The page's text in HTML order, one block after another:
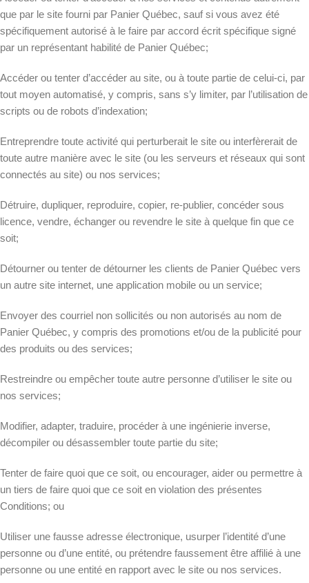
que par le site fourni par Panier Québec, sauf si vous avez été
spécifiquement autorisé à le faire par accord écrit spécifique signé
par un représentant habilité de Panier Québec;
Accéder ou tenter d’accéder au site, ou à toute partie de celui-ci, par
tout moyen automatisé, y compris, sans s’y limiter, par l’utilisation de
scripts ou de robots d’indexation;
Entreprendre toute activité qui perturberait le site ou interfèrerait de
toute autre manière avec le site (ou les serveurs et réseaux qui sont
connectés au site) ou nos services;
Détruire, dupliquer, reproduire, copier, re-publier, concéder sous
licence, vendre, échanger ou revendre le site à quelque fin que ce
soit;
Détourner ou tenter de détourner les clients de Panier Québec vers
un autre site internet, une application mobile ou un service;
Envoyer des courriel non sollicités ou non autorisés au nom de
Panier Québec, y compris des promotions et/ou de la publicité pour
des produits ou des services;
Restreindre ou empêcher toute autre personne d’utiliser le site ou
nos services;
Modifier, adapter, traduire, procéder à une ingénierie inverse,
décompiler ou désassembler toute partie du site;
Tenter de faire quoi que ce soit, ou encourager, aider ou permettre à
un tiers de faire quoi que ce soit en violation des présentes
Conditions; ou
Utiliser une fausse adresse électronique, usurper l’identité d’une
personne ou d’une entité, ou prétendre faussement être affilié à une
personne ou une entité en rapport avec le site ou nos services.